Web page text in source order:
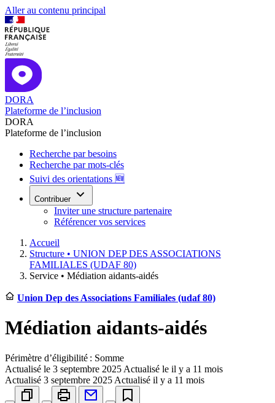
Aller au contenu principal
DORA
Plateforme de l’inclusion
DORA
Plateforme de l’inclusion
Recherche par besoins
Recherche par mots-clés
Suivi des orientations 🆕
Contribuer
Inviter une structure partenaire
Référencer vos services
Accueil
Structure • UNION DEP DES ASSOCIATIONS
FAMILIALES (UDAF 80)
Service • Médiation aidants-aidés
Union Dep des Associations Familiales (udaf 80)
Médiation aidants-aidés
Périmètre d’éligibilité : Somme
Actualisé le 3 septembre 2025 Actualisé le il y a 11 mois
Actualisé 3 septembre 2025 Actualisé il y a 11 mois